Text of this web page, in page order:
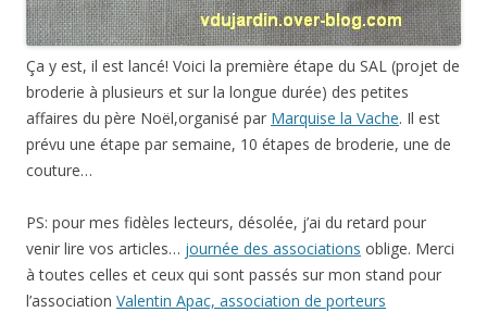
Ça y est, il est lancé! Voici la première étape du SAL (projet de
broderie à plusieurs et sur la longue durée) des petites
affaires du père Noël,organisé par Marquise la Vache. Il est
prévu une étape par semaine, 10 étapes de broderie, une de
couture…
PS: pour mes fidèles lecteurs, désolée, j’ai du retard pour
venir lire vos articles… journée des associations oblige. Merci
à toutes celles et ceux qui sont passés sur mon stand pour
l’association Valentin Apac, association de porteurs